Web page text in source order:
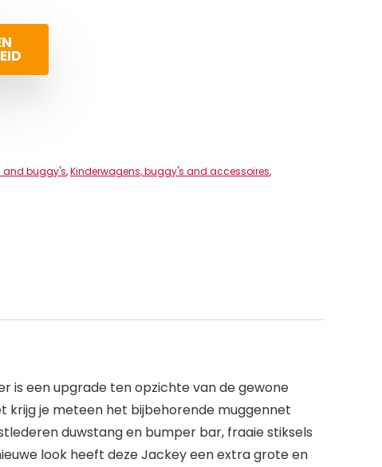
and buggy's,Kinderwagens, buggy's and accessoires,
is een upgrade ten opzichte van de gewone
krijg je meteen het bijbehorende muggennet
duwstang en bumper bar, fraaie stiksels
look heeft deze Jackey een extra grote en